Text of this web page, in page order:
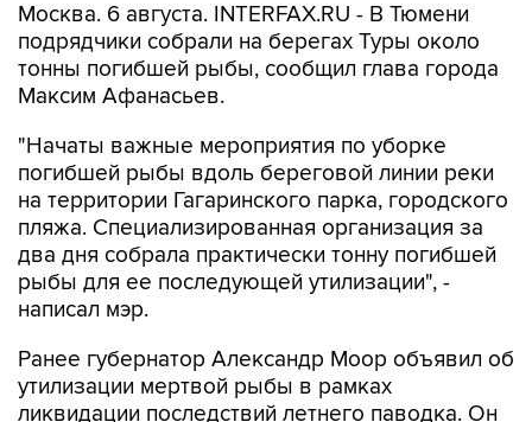
Москва. 6 августа. INTERFAX.RU - В Тюмени
подрядчики собрали на берегах Туры около
тонны погибшей рыбы, сообщил глава города
Максим Афанасьев.
"Начаты важные мероприятия по уборке
погибшей рыбы вдоль береговой линии реки
на территории Гагаринского парка, городского
пляжа. Специализированная организация за
два дня собрала практически тонну погибшей
рыбы для ее последующей утилизации", -
написал мэр.
Ранее губернатор Александр Моор объявил об
утилизации мертвой рыбы в рамках
ликвидации последствий летнего паводка. Он